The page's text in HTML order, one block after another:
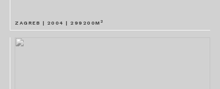
ZAGREB | 2004 | 299200M 2